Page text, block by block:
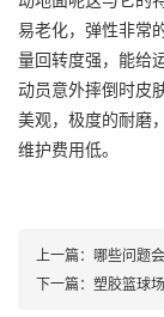
易老化，弹性非常
量回转度强，能给
动员意外摔倒时皮
美观，极度的耐磨
维护费用低。
上一篇： 哪些问题
下一篇： 塑胶篮球